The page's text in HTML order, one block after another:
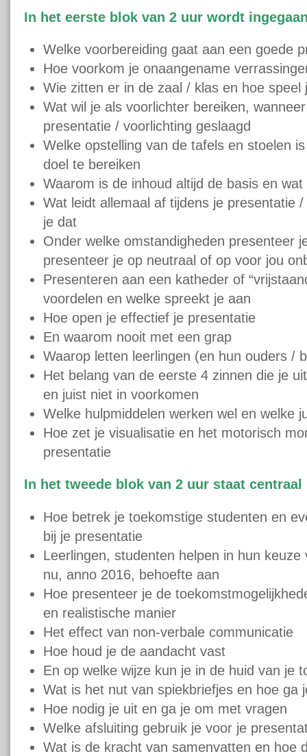
In het eerste blok van 2 uur wordt
Welke voorbereiding gaat aan een goede
Hoe voorkom je onaangename
Wie zitten er in de zaal / klas en hoe speel
Wat wil je als voorlichter bereiken,
presentatie / voorlichting geslaagd
Welke opstelling van de tafels en stoelen
doel te bereiken
Waarom is de inhoud altijd de basis en
Wat leidt allemaal af tijdens je presentatie
je dat
Onder welke omstandigheden presenteer
presenteer je op neutraal of op voor jou
Presenteren aan een katheder of
voordelen en welke spreekt je aan
Hoe open je effectief je presentatie
En waarom nooit met een grap
Waarop letten leerlingen (en hun ouders /
Het belang van de eerste 4 zinnen die je
en juist niet in voorkomen
Welke hulpmiddelen werken wel en welke
Hoe zet je visualisatie en het motorisch
presentatie
In het tweede blok van 2 uur staat centraal
Hoe betrek je toekomstige studenten en
bij je presentatie
Leerlingen, studenten helpen in hun
nu, anno 2016, behoefte aan
Hoe presenteer je de
en realistische manier
Het effect van non-verbale communicatie
Hoe houd je de aandacht vast
En op welke wijze kun je in de huid van je
Wat is het nut van spiekbriefjes en hoe ga
Hoe nodig je uit en ga je om met vragen
Welke afsluiting gebruik je voor je
Wat is de kracht van samenvatten en hoe